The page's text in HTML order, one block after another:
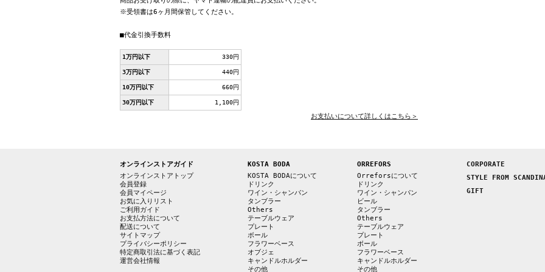
※受領書は6ヶ月間保管してください。
■代金引換手数料
1万円以下 330円
3万円以下 440円
10万円以下 660円
30万円以下 1,100円
お支払いについて詳しくはこちら＞
オンラインストアガイド
オンラインストアトップ
会員登録
会員マイページ
お気に入りリスト
ご利用ガイド
お支払方法について
配送について
サイトマップ
プライバシーポリシー
特定商取引法に基づく表記
運営会社情報
KOSTA BODA
KOSTA BODAについて
ドリンク
ワイン・シャンパン
タンブラー
Others
テーブルウェア
プレート
ボール
フラワーベース
オブジェ
キャンドルホルダー
その他
ORREFORS
Orreforsについて
ドリンク
ワイン・シャンパン
ビール
タンブラー
Others
テーブルウェア
プレート
ボール
フラワーベース
キャンドルホルダー
その他
CORPORATE
STYLE FROM
GIFT